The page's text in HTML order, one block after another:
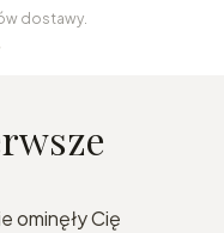
dostawy.
ominęły Cię